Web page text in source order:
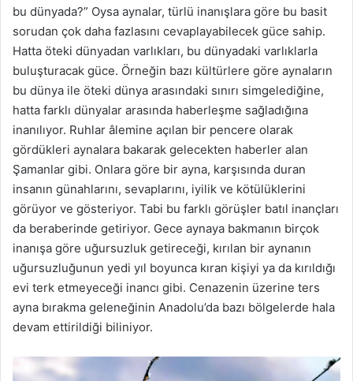
bu dünyada?” Oysa aynalar, türlü inanışlara göre bu basit
sorudan çok daha fazlasını cevaplayabilecek güce sahip.
Hatta öteki dünyadan varlıkları, bu dünyadaki varlıklarla
buluşturacak güce. Örneğin bazı kültürlere göre aynaların
bu dünya ile öteki dünya arasındaki sınırı simgelediğine,
hatta farklı dünyalar arasında haberleşme sağladığına
inanılıyor. Ruhlar âlemine açılan bir pencere olarak
gördükleri aynalara bakarak gelecekten haberler alan
Şamanlar gibi. Onlara göre bir ayna, karşısında duran
insanın günahlarını, sevaplarını, iyilik ve kötülüklerini
görüyor ve gösteriyor. Tabi bu farklı görüşler batıl inançları
da beraberinde getiriyor. Gece aynaya bakmanın birçok
inanışa göre uğursuzluk getireceği, kırılan bir aynanın
uğursuzluğunun yedi yıl boyunca kıran kişiyi ya da kırıldığı
evi terk etmeyeceği inancı gibi. Cenazenin üzerine ters
ayna bırakma geleneğinin Anadolu’da bazı bölgelerde hala
devam ettirildiği biliniyor.